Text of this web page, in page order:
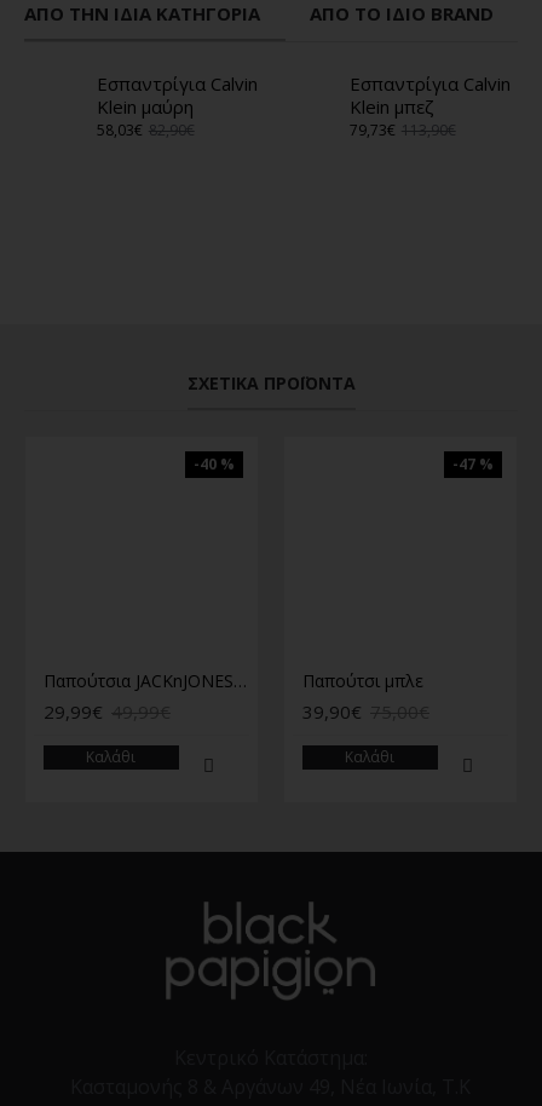
ΑΠΌ ΤΗΝ ΊΔΙΑ ΚΑΤΗΓΟΡΊΑ ΑΠΌ ΤΟ ΊΔΙΟ BRAND
Εσπαντρίγια Calvin
Klein μαύρη
58,03€ 82,90€
Εσπαντρίγια Calvin
Klein μπεζ
79,73€ 113,90€
ΣΧΕΤΙΚΆ ΠΡΟΪΌΝΤΑ
-40 %
Παπούτσια JACKnJONES σε μαύρο χρώμα
29,99€
Καλάθι
-47 %
Παπούτσι μπλε
39,90€
Καλάθι